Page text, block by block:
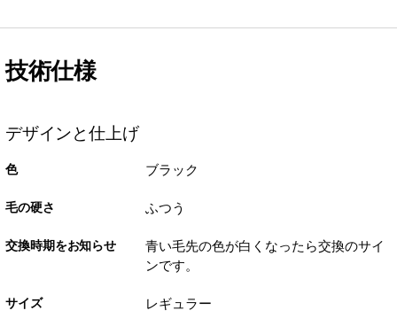
技術仕様
デザインと仕上げ
色 ブラック
毛の硬さ ふつう
交換時期をお知らせ
青い毛先の色が白くなったら交換のサイ
ンです。
サイズ レギュラー